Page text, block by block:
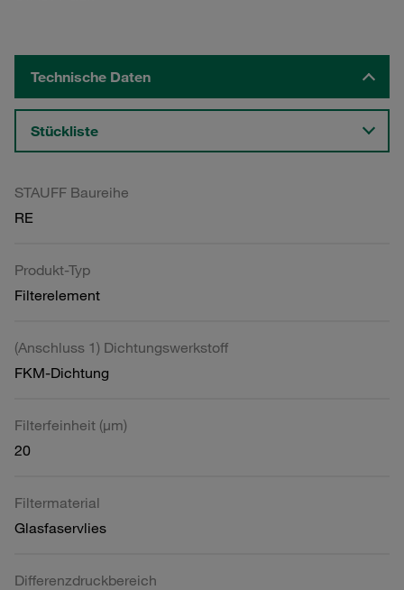
Technische Daten
Stückliste
STAUFF Baureihe
RE
Produkt-Typ
Filterelement
(Anschluss 1) Dichtungswerkstoff
FKM-Dichtung
Filterfeinheit (µm)
20
Filtermaterial
Glasfaservlies
Differenzdruckbereich